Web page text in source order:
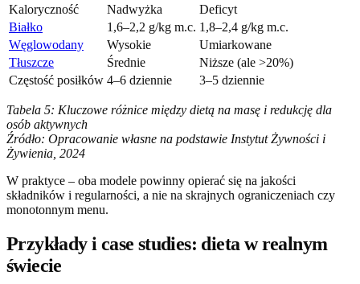
Kaloryczność
Nadwyżka
Deficyt
Białko
1,6–2,2 g/kg m.c. 1,8–2,4 g/kg m.c.
Węglowodany
Wysokie
Umiarkowane
Tłuszcze
Średnie
Niższe (ale >20%)
Częstość posiłków 4–6 dziennie 3–5 dziennie
Tabela 5: Kluczowe różnice między dietą na masę i redukcję dla
osób aktywnych
Źródło: Opracowanie własne na podstawie Instytut Żywności i
Żywienia, 2024
W praktyce – oba modele powinny opierać się na jakości
składników i regularności, a nie na skrajnych ograniczeniach czy
monotonnym menu.
Przykłady i case studies: dieta w realnym
świecie